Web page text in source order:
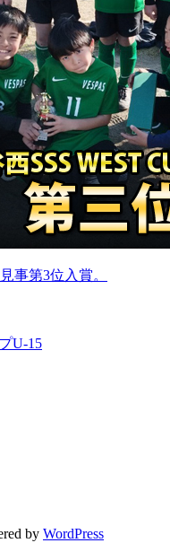
第3位入賞。
U-15
by WordPress